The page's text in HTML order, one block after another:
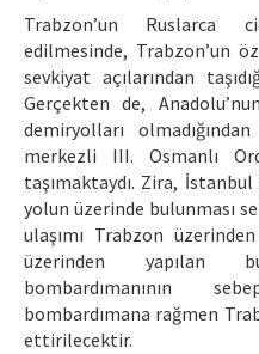
Trabzon’un Ruslarca
edilmesinde, Trabzon’un
sevkiyat açılarından
Gerçekten de,
demiryolları
merkezli III. Osmanlı
taşımaktaydı. Zira,
yolun üzerinde bulunması
ulaşımı Trabzon
üzerinden yapılan
bombardımanının
bombardımana rağmen
ettirilecektir.